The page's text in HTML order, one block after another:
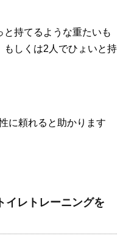
持てるような重たいも
しくは2人でひょいと持
に頼れると助かります
イレトレーニングを